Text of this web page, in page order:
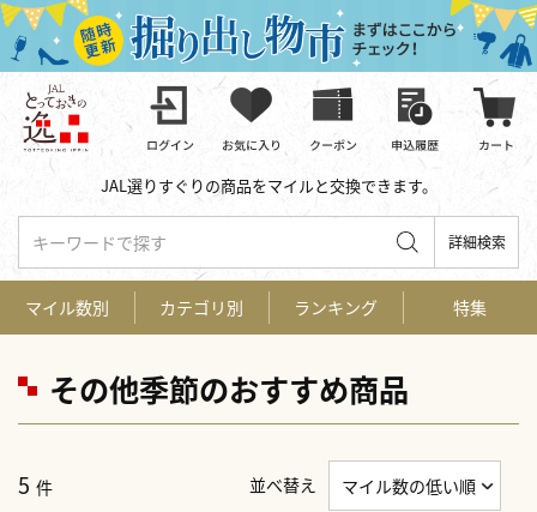
JAL選りすぐりの商品をマイルと交換できます。
キーワードで探す 詳細検索
その他季節のおすすめ商品
5 件 並べ替え
マイル数別 カテゴリ別 ランキング 特集